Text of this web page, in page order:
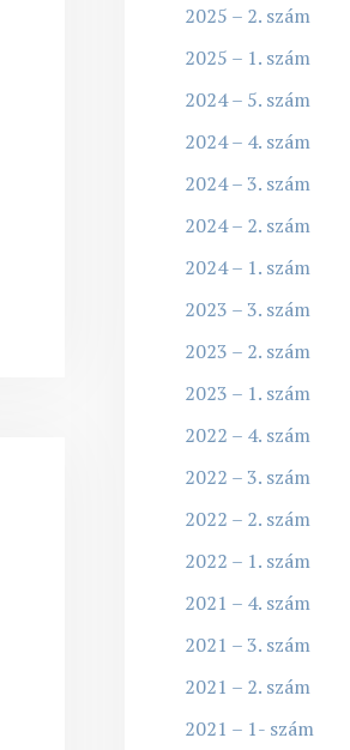
2025 – 2. szám
2025 – 1. szám
2024 – 5. szám
2024 – 4. szám
2024 – 3. szám
2024 – 2. szám
2024 – 1. szám
2023 – 3. szám
2023 – 2. szám
2023 – 1. szám
2022 – 4. szám
2022 – 3. szám
2022 – 2. szám
2022 – 1. szám
2021 – 4. szám
2021 – 3. szám
2021 – 2. szám
2021 – 1- szám